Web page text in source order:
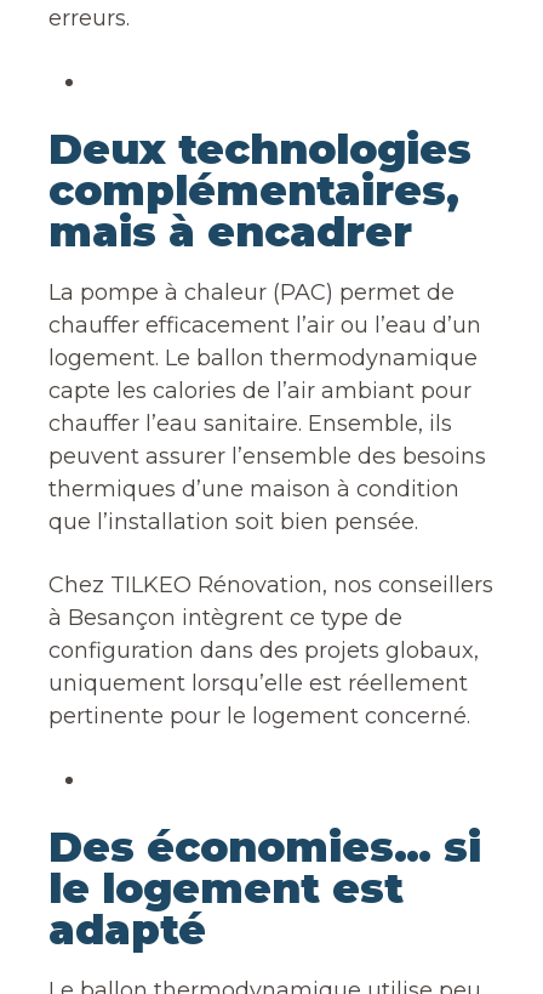
erreurs.
Deux technologies
complémentaires,
mais à encadrer
La pompe à chaleur (PAC) permet de
chauffer efficacement l’air ou l’eau d’un
logement. Le ballon thermodynamique
capte les calories de l’air ambiant pour
chauffer l’eau sanitaire. Ensemble, ils
peuvent assurer l’ensemble des besoins
thermiques d’une maison à condition
que l’installation soit bien pensée.
Chez TILKEO Rénovation, nos conseillers
à Besançon intègrent ce type de
configuration dans des projets globaux,
uniquement lorsqu’elle est réellement
pertinente pour le logement concerné.
Des économies… si
le logement est
adapté